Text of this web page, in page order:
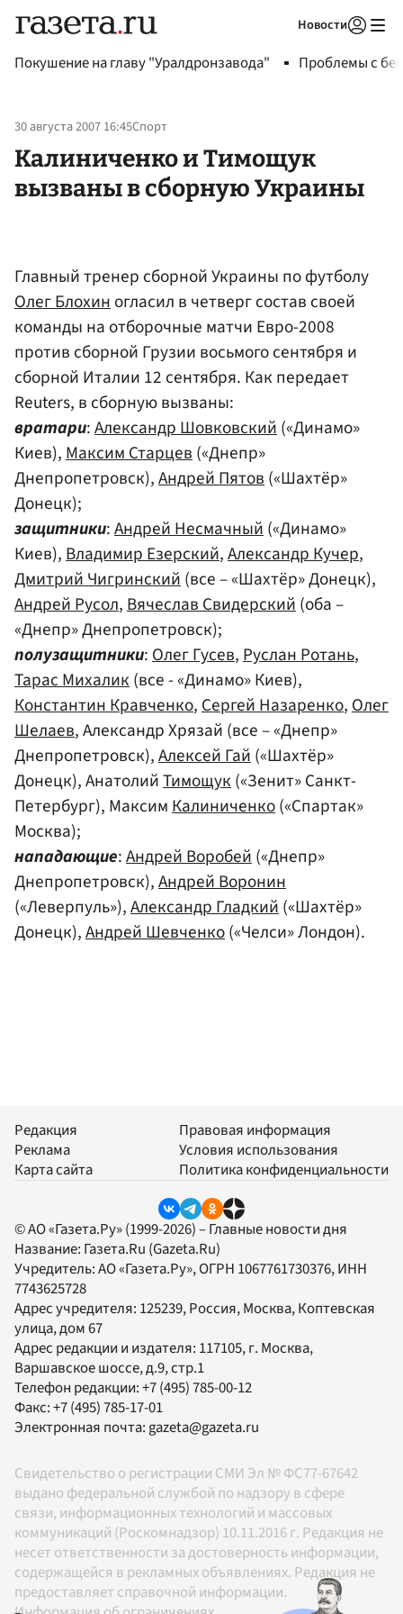
Новости
Покушение на главу "Уралдронзавода" Проблемы с
30 августа 2007 16:45Спорт
Калиниченко и Тимощук
вызваны в сборную Украины
Главный тренер сборной Украины по футболу
Олег Блохиногласил в четверг состав своей
команды на отборочные матчи Евро-2008
против сборной Грузии восьмого сентября и
сборной Италии 12 сентября. Как передает
Reuters, в сборную вызваны:
вратари:Александр Шовковский(«Динамо»
Киев),Максим Старцев(«Днепр»
Днепропетровск),Андрей Пятов(«Шахтёр»
Донецк);
защитники:Андрей Несмачный(«Динамо»
Киев),Владимир Езерский,Александр Кучер,
Дмитрий Чигринский(все – «Шахтёр» Донецк),
Андрей Русол,Вячеслав Свидерский(оба –
«Днепр» Днепропетровск);
полузащитники:Олег Гусев,Руслан Ротань,
Тарас Михалик(все - «Динамо» Киев),
Константин Кравченко,Сергей Назаренко,Олег
Шелаев, Александр Хрязай (все – «Днепр»
Днепропетровск),Алексей Гай(«Шахтёр»
Донецк), АнатолийТимощук(«Зенит» Санкт-
Петербург), МаксимКалиниченко(«Спартак»
Москва);
нападающие:Андрей Воробей(«Днепр»
Днепропетровск),Андрей Воронин
(«Леверпуль»),Александр Гладкий(«Шахтёр»
Донецк),Андрей Шевченко(«Челси» Лондон).
Редакция
Реклама
Карта сайта
Правовая информация
Условия использования
Политика конфиденциальности
© АО «Газета.Ру» (1999-2026) – Главные новости дня
Название: Газета.Ru (Gazeta.Ru)
Учредитель:АО «Газета.Ру», ОГРН 1067761730376, ИНН
7743625728
Адрес учредителя: 125239, Россия, Москва, Коптевская
улица, дом 67
Адрес редакции и издателя: 117105, г. Москва,
Варшавское шоссе, д.9, стр.1
Телефон редакции:+7 (495) 785-00-12
Факс:+7 (495) 785-17-01
Электронная почта:gazeta@gazeta.ru
Свидетельство о регистрации СМИ Эл № ФС77-67642
выдано федеральной службой по надзору в сфере
связи, информационных технологий и массовых
коммуникаций (Роскомнадзор) 10.11.2016 г. Редакция не
несет ответственности за достоверность информации,
содержащейся в рекламных объявлениях. Редакция не
предоставляет справочной информации.